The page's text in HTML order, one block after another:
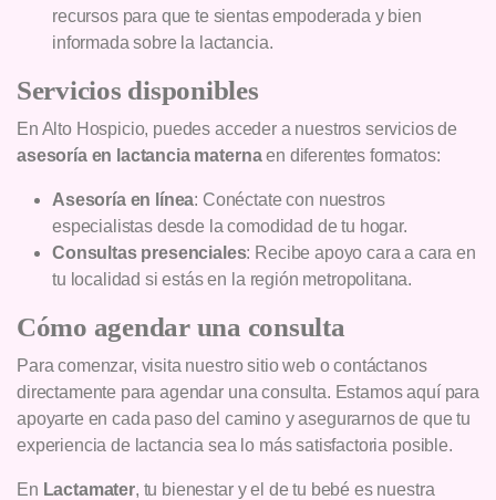
recursos para que te sientas empoderada y bien
informada sobre la lactancia.
Servicios disponibles
En Alto Hospicio, puedes acceder a nuestros servicios de
asesoría en lactancia maternaen diferentes formatos:
Asesoría en línea: Conéctate con nuestros
especialistas desde la comodidad de tu hogar.
Consultas presenciales: Recibe apoyo cara a cara en
tu localidad si estás en la región metropolitana.
Cómo agendar una consulta
Para comenzar, visita nuestro sitio web o contáctanos
directamente para agendar una consulta. Estamos aquí para
apoyarte en cada paso del camino y asegurarnos de que tu
experiencia de lactancia sea lo más satisfactoria posible.
En Lactamater, tu bienestar y el de tu bebé es nuestra